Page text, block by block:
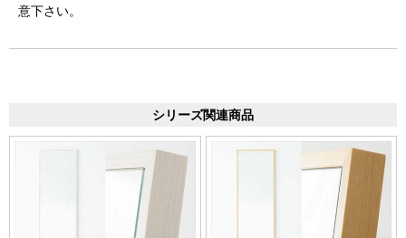
意下さい。
シリーズ関連商品